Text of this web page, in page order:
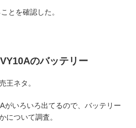
とを確認した。
のバッテリー
王ネタ。
がいろいろ出てるので、バッテリー
について調査。